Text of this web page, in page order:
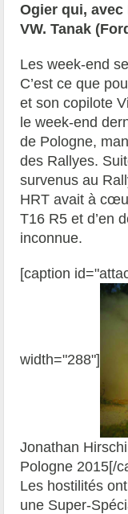
Ogier qui,
VW. Tanak
Les week-end
C’est ce que
et son copilote
le week-end
de Pologne,
des Rallyes.
survenus au R
HRT avait à
T16 R5 et d’en
inconnue.
[caption
width="288"]
Jonathan
Pologne 2015[/
Les hostilités
une Super-